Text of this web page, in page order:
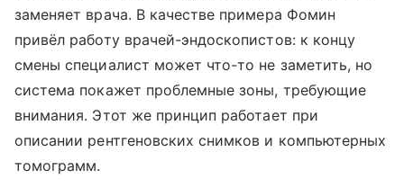
заменяет врача. В качестве примера Фомин
привёл работу врачей-эндоскопистов: к концу
смены специалист может что-то не заметить, но
система покажет проблемные зоны, требующие
внимания. Этот же принцип работает при
описании рентгеновских снимков и компьютерных
томограмм.